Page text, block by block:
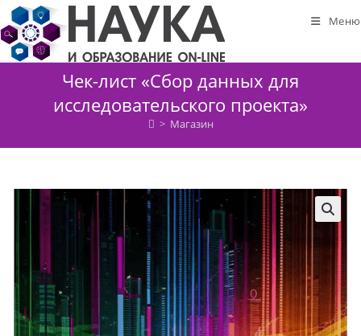
Перейти
к
содержимому
Меню
Чек-лист «Сбор данных для
исследовательского проекта»
> Магазин
🔍